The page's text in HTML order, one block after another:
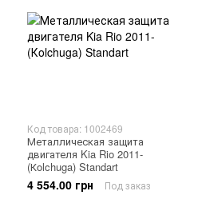
Код товара: 1002469
Металлическая защита
двигателя Kia Rio 2011-
(Кolchuga) Standart
4 554.00 грн Под заказ